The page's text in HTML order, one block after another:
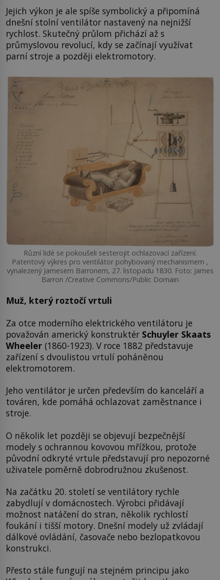
Jejich výkon je ale spíše symbolický a připomíná
dnešní stolní ventilátor nastavený na nejnižší
rychlost. Skutečný průlom přichází až s
průmyslovou revolucí, kdy se začínají využívat
parní stroje a později elektromotory.
Různí lidé se pokoušeli sesterojit ochlazovací zařízení.
Patentový výkres pro ventilátor pohybovaný mechanismem ,
vynalezený Jamesem Barronem, 27. listopadu 1830. Foto: James
Barron /Creative Commons/Public Domain
Muž, který roztočí vrtuli
Za otce moderního elektrického ventilátoru je
považován americký konstruktér Schuyler Skaats
Wheeler (1860-1923). V roce 1882 představuje
zařízení s dvoulistou vrtulí poháněnou
elektromotorem.
Jeho ventilátor je určen především do kanceláří a
továren, kde pomáhá ochlazovat zaměstnance i
stroje.
O několik let později se objevují bezpečnější
modely s ochrannou kovovou mřížkou, protože
původní odkryté vrtule představují pro nepozorné
uživatele poměrně dobrodružnou zkušenost.
Na začátku 20. století se ventilátory rychle
zabydlují v domácnostech. Výrobci přidávají
možnost natáčení do stran, několik rychlostí
foukání i tišší motory. Dnešní modely už zvládají
dálkové ovládání, časovače nebo bezlopatkovou
konstrukci.
Přesto stále fungují na stejném principu jako